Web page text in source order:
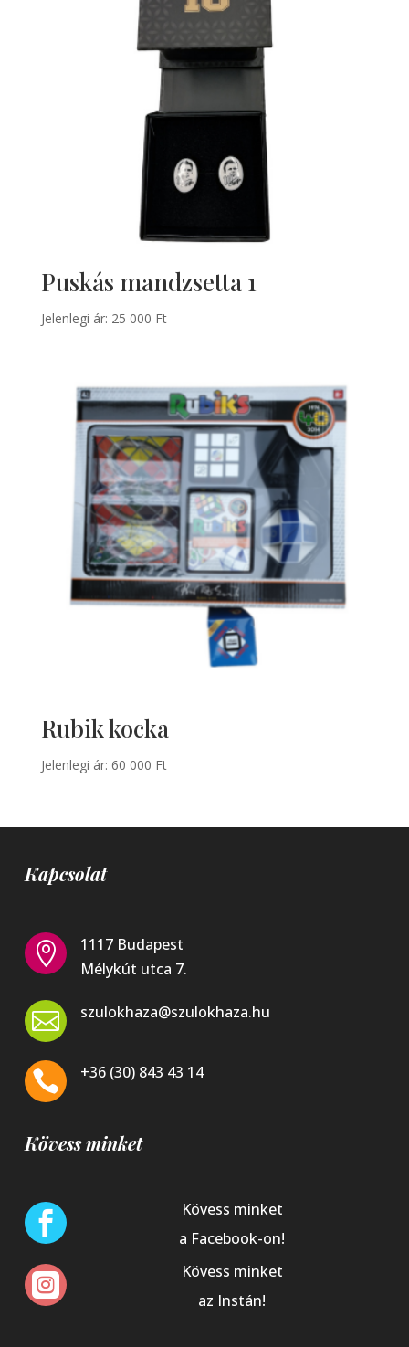
Puskás mandzsetta 1
Jelenlegi ár: 25 000 Ft
Rubik kocka
Jelenlegi ár: 60 000 Ft
Kapcsolat

1117 Budapest
Mélykút utca 7.
 szulokhaza@szulokhaza.hu
 +36 (30) 843 43 14
Kövess minket

Kövess minket
a Facebook-on!

Kövess minket
az Instán!